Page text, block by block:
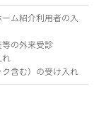
ーム紹介利用者の入
等の外来受診
れ
ク含む）の受け入れ